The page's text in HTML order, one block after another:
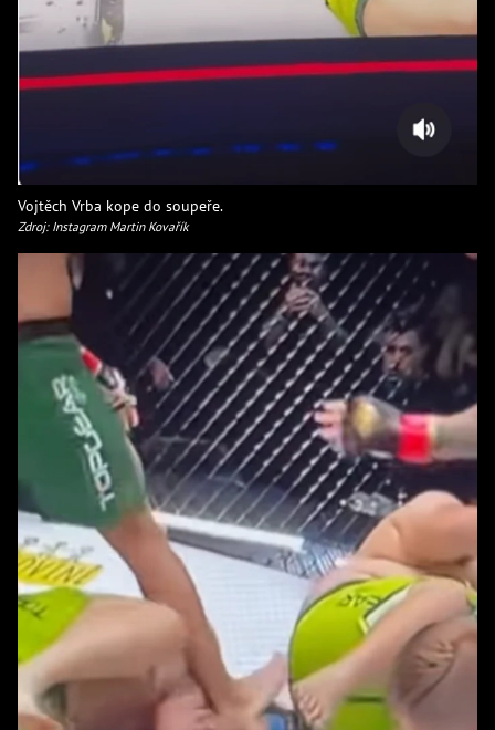
Vojtěch Vrba kope do soupeře.
Zdroj: Instagram Martin Kovařík